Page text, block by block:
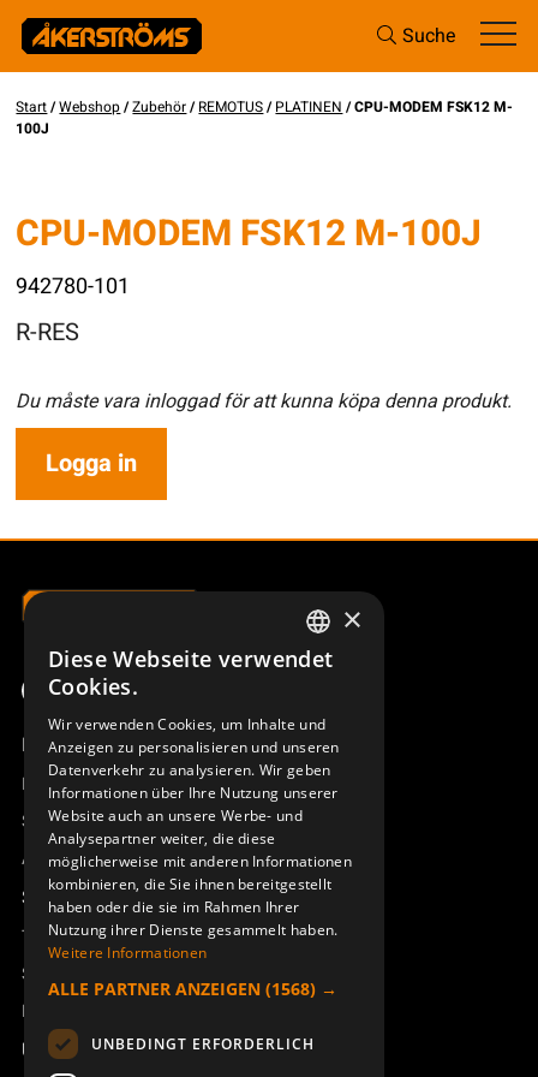
Suche
Start/Webshop/Zubehör/REMOTUS/PLATINEN / CPU-MODEM FSK12 M-
100J
CPU-MODEM FSK12 M-100J
942780-101
R-RES
Du måste vara inloggad för att kunna köpa denna produkt.
Logga in
Produktübersicht
Remotus
Sesam
Access_Ctrl
Support
Technischer Support
Service buchen
Handbücher und Videoanleitungen
Über Åkerströms
SWEDISH
DEUTSCH
×
Diese Webseite verwendet
Cookies.
Wir verwenden Cookies, um Inhalte und
Anzeigen zu personalisieren und unseren
Datenverkehr zu analysieren. Wir geben
Informationen über Ihre Nutzung unserer
Website auch an unsere Werbe- und
Analysepartner weiter, die diese
möglicherweise mit anderen Informationen
kombinieren, die Sie ihnen bereitgestellt
haben oder die sie im Rahmen Ihrer
Nutzung ihrer Dienste gesammelt haben.
Weitere Informationen
ALLE PARTNER ANZEIGEN (1568) →
UNBEDINGT ERFORDERLICH